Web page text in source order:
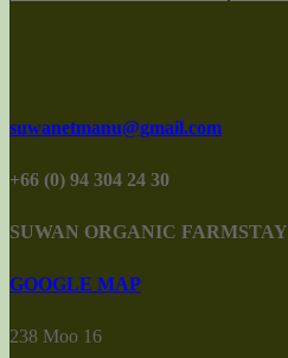
suwanetmanu@gmail.com
+66 (0) 94 304 24 30
SUWAN ORGANIC FARMSTAY
GOOGLE MAP
238 Moo 16